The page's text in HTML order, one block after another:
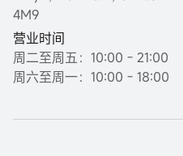
4M9
营业时间
周二至周五：10:00 - 21:00
周六至周一：10:00 - 18:00